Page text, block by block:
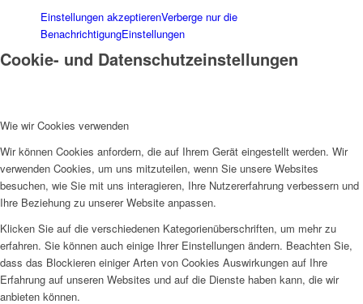
Einstellungen akzeptierenVerberge nur die
BenachrichtigungEinstellungen
Cookie- und Datenschutzeinstellungen
Wie wir Cookies verwenden
Wir können Cookies anfordern, die auf Ihrem Gerät eingestellt werden. Wir
verwenden Cookies, um uns mitzuteilen, wenn Sie unsere Websites
besuchen, wie Sie mit uns interagieren, Ihre Nutzererfahrung verbessern und
Ihre Beziehung zu unserer Website anpassen.
Klicken Sie auf die verschiedenen Kategorienüberschriften, um mehr zu
erfahren. Sie können auch einige Ihrer Einstellungen ändern. Beachten Sie,
dass das Blockieren einiger Arten von Cookies Auswirkungen auf Ihre
Erfahrung auf unseren Websites und auf die Dienste haben kann, die wir
anbieten können.